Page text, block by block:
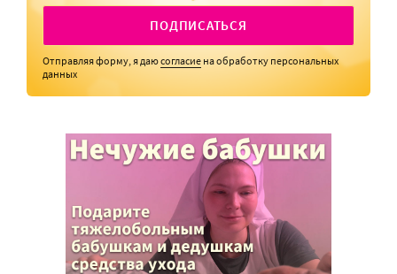
ПОДПИСАТЬСЯ
Отправляя форму, я даюсогласие на обработку персональных
данных